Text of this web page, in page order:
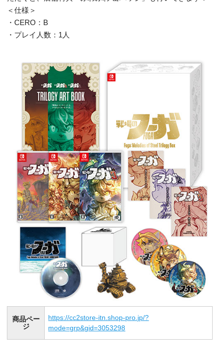
＜仕様＞
・CERO：B
・プレイ人数：1人
商品ペー
ジ
https://cc2store-itn.shop-pro.jp/?
mode=grp&gid=3053298